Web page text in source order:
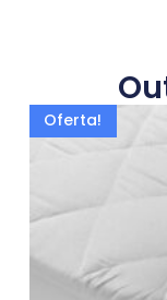
Oferta!